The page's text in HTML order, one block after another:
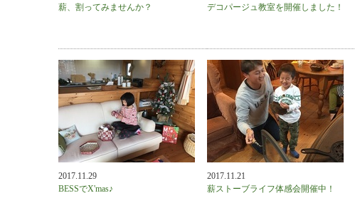
薪、割ってみませんか？
デコパージュ教室を開催しました！
2017.11.29
BESSでX'mas♪
2017.11.21
薪ストーブライフ体感会開催中！